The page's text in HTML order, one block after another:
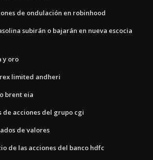
de ondulación en robinhood
subirán o bajarán en nueva escocia
y oro
limited andheri
brent eia
de acciones del grupo cgi
de valores
de las acciones del banco hdfc